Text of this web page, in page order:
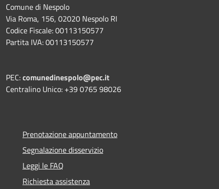
Comune di Nespolo
Via Roma, 156, 02020 Nespolo RI
Codice Fiscale: 00113150577
Partita IVA: 00113150577
PEC:comunedinespolo@pec.it
Centralino Unico: +39 0765 98026
Prenotazione appuntamento
Segnalazione disservizio
Leggi le FAQ
Richiesta assistenza